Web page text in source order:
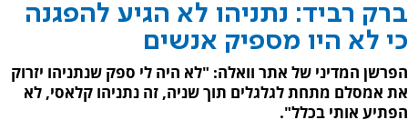
ברק רביד: נתניהו לא הגיע להפגנה
כי לא היו מספיק אנשים
הפרשן המדיני של אתר וואלה: "לא היה לי ספק שנתניהו יזרוק
את אמסלם מתחת לגלגלים תוך שניה, זה נתניהו קלאסי, לא
הפתיע אותי בכלל".